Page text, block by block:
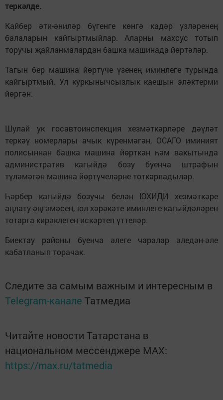
теркәлде.
Кайбер әти-әниләр бүгенге көнгә кадәр үзләренең
балаларын кайгыртмыйлар. Аларны махсус тотып
торучы җайланмалардан башка машинада йөртәләр.
Тагын бер машина йөртүче үзенең иминлеге турында
кайгыртмый. Ул куркынычсызлык каешын эләктерми
йөргән.
Шулай ук госавтоинспекция хезмәткәрләре дәүләт
теркәү номерлары ачык күренмәгән, ОСАГО иминият
полисыннан башка машина йөрткән һәм вакытында
административ кагыйдә бозу буенча штрафын
түләмәгән машина йөртүчеләрне тоткарладылар.
Һәрбер кагыйдә бозучы белән ЮХИДИ хезмәткәре
аңлату әңгәмәсен, юл хәрәкәте иминлеге кагыйдәләрен
тотарга кирәклеген искәртеп үттеләр.
Биектау районы буенча әлеге чаралар әледән-әле
кабатланып торачак.
Следите за самым важным и интересным в
Telegram-канале Татмедиа
Читайте новости Татарстана в
национальном мессенджере MАХ:
https://max.ru/tatmedia